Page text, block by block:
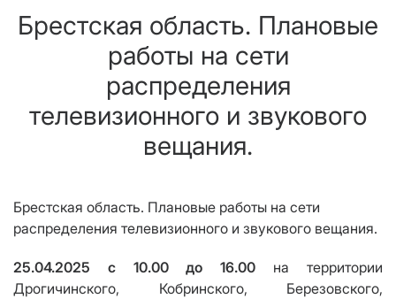
Брестская область. Плановые
работы на сети
распределения
телевизионного и звукового
вещания.
Брестская область. Плановые работы на сети
распределения телевизионного и звукового вещания.
25.04.2025 с 10.00 до 16.00 на территории
Дрогичинского, Кобринского, Березовского,